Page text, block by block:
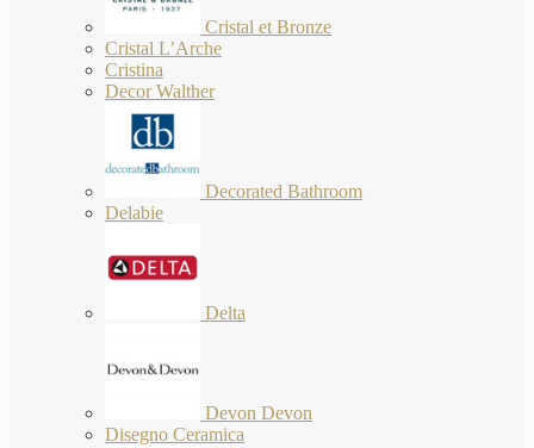
Cristal et Bronze
Cristal L’Arche
Cristina
Decor Walther
Decorated Bathroom
Delabie
Delta
Devon Devon
Disegno Ceramica